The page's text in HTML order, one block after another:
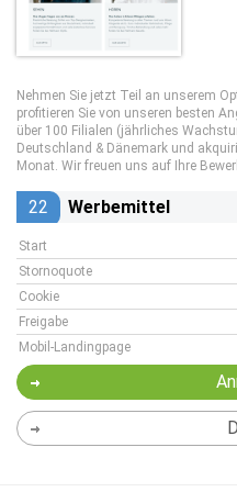
Nehmen Sie jetzt Teil an unserem
profitieren Sie von unseren besten
über 100 Filialen (jährliches
Deutschland & Dänemark und
Monat. Wir freuen uns auf Ihre
22 Werbemittel
Start
Stornoquote
Cookie
Freigabe
Mobil-Landingpage